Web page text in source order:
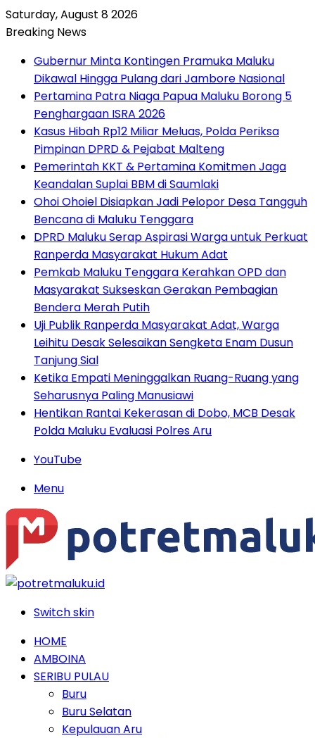
Saturday, August 8 2026
Breaking News
Gubernur Minta Kontingen Pramuka Maluku
Dikawal Hingga Pulang dari Jambore Nasional
Pertamina Patra Niaga Papua Maluku Borong 5
Penghargaan ISRA 2026
Kasus Hibah Rp12 Miliar Meluas, Polda Periksa
Pimpinan DPRD & Pejabat Malteng
Pemerintah KKT & Pertamina Komitmen Jaga
Keandalan Suplai BBM di Saumlaki
Ohoi Ohoiel Disiapkan Jadi Pelopor Desa Tangguh
Bencana di Maluku Tenggara
DPRD Maluku Serap Aspirasi Warga untuk Perkuat
Ranperda Masyarakat Hukum Adat
Pemkab Maluku Tenggara Kerahkan OPD dan
Masyarakat Sukseskan Gerakan Pembagian
Bendera Merah Putih
Uji Publik Ranperda Masyarakat Adat, Warga
Leihitu Desak Selesaikan Sengketa Enam Dusun
Tanjung Sial
Ketika Empati Meninggalkan Ruang-Ruang yang
Seharusnya Paling Manusiawi
Hentikan Rantai Kekerasan di Dobo, MCB Desak
Polda Maluku Evaluasi Polres Aru
YouTube
Menu
Switch skin
HOME
AMBOINA
SERIBU PULAU
Buru
Buru Selatan
Kepulauan Aru